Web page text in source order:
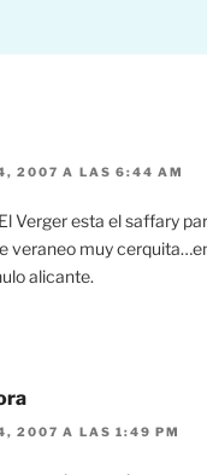
2007 A LAS 6:44 AM
Verger esta el saffary
veraneo muy
alicante.
2007 A LAS 1:49 PM